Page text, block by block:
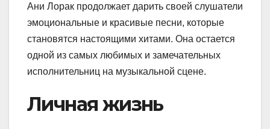
Ани Лорак продолжает дарить своей слушатели
эмоциональные и красивые песни, которые
становятся настоящими хитами. Она остается
одной из самых любимых и замечательных
исполнительниц на музыкальной сцене.
Личная жизнь